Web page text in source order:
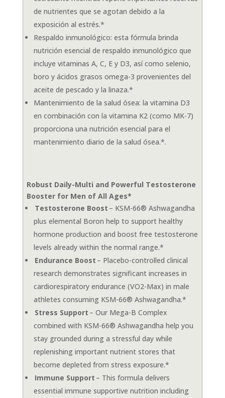
de nutrientes que se agotan debido a la
exposición al estrés.*
Respaldo inmunológico: esta fórmula brinda
nutrición esencial de respaldo inmunológico que
incluye vitaminas A, C, E y D3, así como selenio,
boro y ácidos grasos omega-3 provenientes del
aceite de pescado y la linaza.*
Mantenimiento de la salud ósea: la vitamina D3
en combinación con la vitamina K2 (como MK-7)
proporciona una nutrición esencial para el
mantenimiento diario de la salud ósea.*.
Robust Daily-Multi and Powerful Testosterone
Booster for Men of All Ages*
Testosterone Boost – KSM-66® Ashwagandha
plus elemental Boron help to support healthy
hormone production and boost free testosterone
levels already within the normal range.*
Endurance Boost – Placebo-controlled clinical
research demonstrates significant increases in
cardiorespiratory endurance (VO2-Max) in male
athletes consuming KSM-66® Ashwagandha.*
Stress Support – Our Mega-B Complex
combined with KSM-66® Ashwagandha help you
stay grounded during a stressful day while
replenishing important nutrient stores that
become depleted from stress exposure.*
Immune Support – This formula delivers
essential immune supportive nutrition including